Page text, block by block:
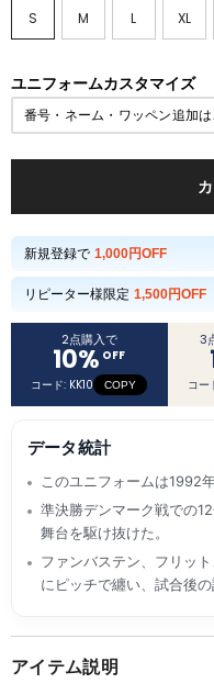
S M L XL
ユニフォームカスタマイズ
番号・ネーム・ワッペン追加は
新規登録で 1,000円OFF
リピーター様限定 1,500円OFF
2点購入で
10% OFF
コード: KK10
COPY
3
コー
データ統計
このユニフォームは1992
準決勝デンマーク戦での
舞台を駆け抜けた。
ファンバステン、フリッ
にピッチで纏い、試合後
アイテム説明